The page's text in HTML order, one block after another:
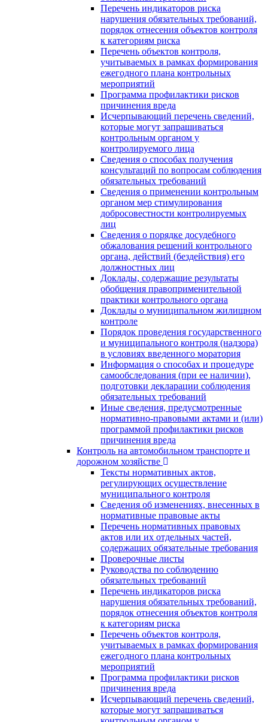
Перечень индикаторов риска
нарушения обязательных требований,
порядок отнесения объектов контроля
к категориям риска
Перечень объектов контроля,
учитываемых в рамках формирования
ежегодного плана контрольных
мероприятий
Программа профилактики рисков
причинения вреда
Исчерпывающий перечень сведений,
которые могут запрашиваться
контрольным органом у
контролируемого лица
Сведения о способах получения
консультаций по вопросам соблюдения
обязательных требований
Сведения о применении контрольным
органом мер стимулирования
добросовестности контролируемых
лиц
Сведения о порядке досудебного
обжалования решений контрольного
органа, действий (бездействия) его
должностных лиц
Доклады, содержащие результаты
обобщения правоприменительной
практики контрольного органа
Доклады о муниципальном жилищном
контроле
Порядок проведения государственного
и муниципального контроля (надзора)
в условиях введенного моратория
Информация о способах и процедуре
самообследования (при ее наличии),
подготовки декларации соблюдения
обязательных требований
Иные сведения, предусмотренные
нормативно-правовыми актами и (или)
программой профилактики рисков
причинения вреда
Контроль на автомобильном транспорте и
дорожном хозяйстве
Тексты нормативных актов,
регулирующих осуществление
муниципального контроля
Сведения об изменениях, внесенных в
нормативные правовые акты
Перечень нормативных правовых
актов или их отдельных частей,
содержащих обязательные требования
Проверочные листы
Руководства по соблюдению
обязательных требований
Перечень индикаторов риска
нарушения обязательных требований,
порядок отнесения объектов контроля
к категориям риска
Перечень объектов контроля,
учитываемых в рамках формирования
ежегодного плана контрольных
мероприятий
Программа профилактики рисков
причинения вреда
Исчерпывающий перечень сведений,
которые могут запрашиваться